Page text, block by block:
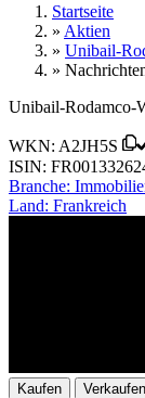
Startseite
» Aktien
» Unibail-
»
Unibail-Rodamco-
WKN: A2JH5S
ISIN:
Branche:
Land: Frankreich
Kaufen
Verkaufen